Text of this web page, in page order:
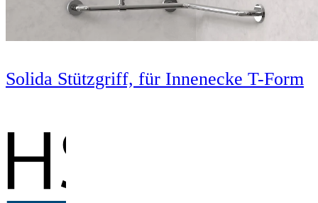
Solida Stützgriff, für Innenecke T-Form